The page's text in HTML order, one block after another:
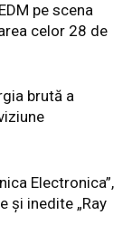
pe scena
celor 28 de
brută a
Electronica”,
și inedite „Ray